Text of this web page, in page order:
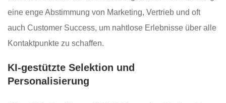
eine enge Abstimmung von Marketing, Vertrieb und oft
auch Customer Success, um nahtlose Erlebnisse über alle
Kontaktpunkte zu schaffen.
KI-gestützte Selektion und
Personalisierung